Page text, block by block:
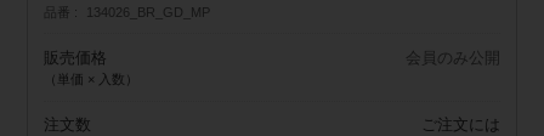
品番 134026_BR_GD_MP
販売価格
（単価 × 入数）
会員のみ公開
注文数
ご注文には